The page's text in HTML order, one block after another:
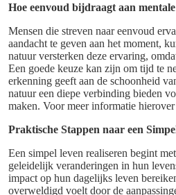
Hoe eenvoud bijdraagt aan
Mensen die streven naar eenvoud
aandacht te geven aan het moment,
natuur versterken deze ervaring,
Een goede keuze kan zijn om tijd te
erkenning geeft aan de schoonheid
natuur een diepe verbinding bieden
maken. Voor meer informatie
Praktische Stappen naar een
Een simpel leven realiseren begint
geleidelijk veranderingen in hun
impact op hun dagelijks leven
overweldigd voelt door de